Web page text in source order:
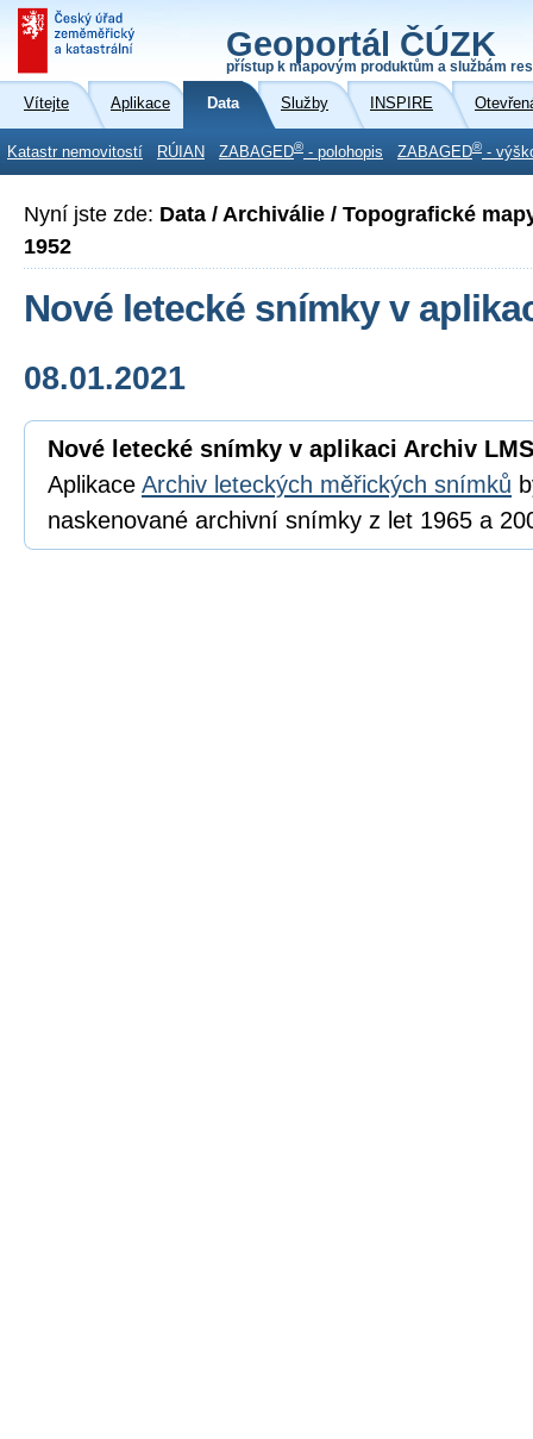
Geoportál ČÚZK
přístup k mapovým produktům a službám
Vítejte Aplikace Data Služby INSPIRE
Katastr nemovitostí RÚIAN ZABAGED® - polohopis ZABAGED® -
Nyní jste zde: Data / Archiválie / Topografické
1952
Nové letecké snímky v
08.01.2021
Nové letecké snímky v aplikaci Archiv LMS
Aplikace Archiv leteckých měřických snímků
naskenované archivní snímky z let 1965 a